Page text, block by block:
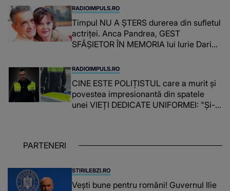
RADIOIMPULS.RO
Timpul NU A ȘTERS durerea din sufletul
actriței. Anca Pandrea, GEST
SFÂȘIETOR ÎN MEMORIA lui Iurie Darie:
timpul parcă..."
RADIOIMPULS.RO
CINE ESTE POLIȚISTUL care a murit și
povestea impresionantă din spatele
unei VIEȚI DEDICATE UNIFORMEI: "Și-a
PARTENERI
STIRILEBZI.RO
Vești bune pentru români! Guvernul Ilie